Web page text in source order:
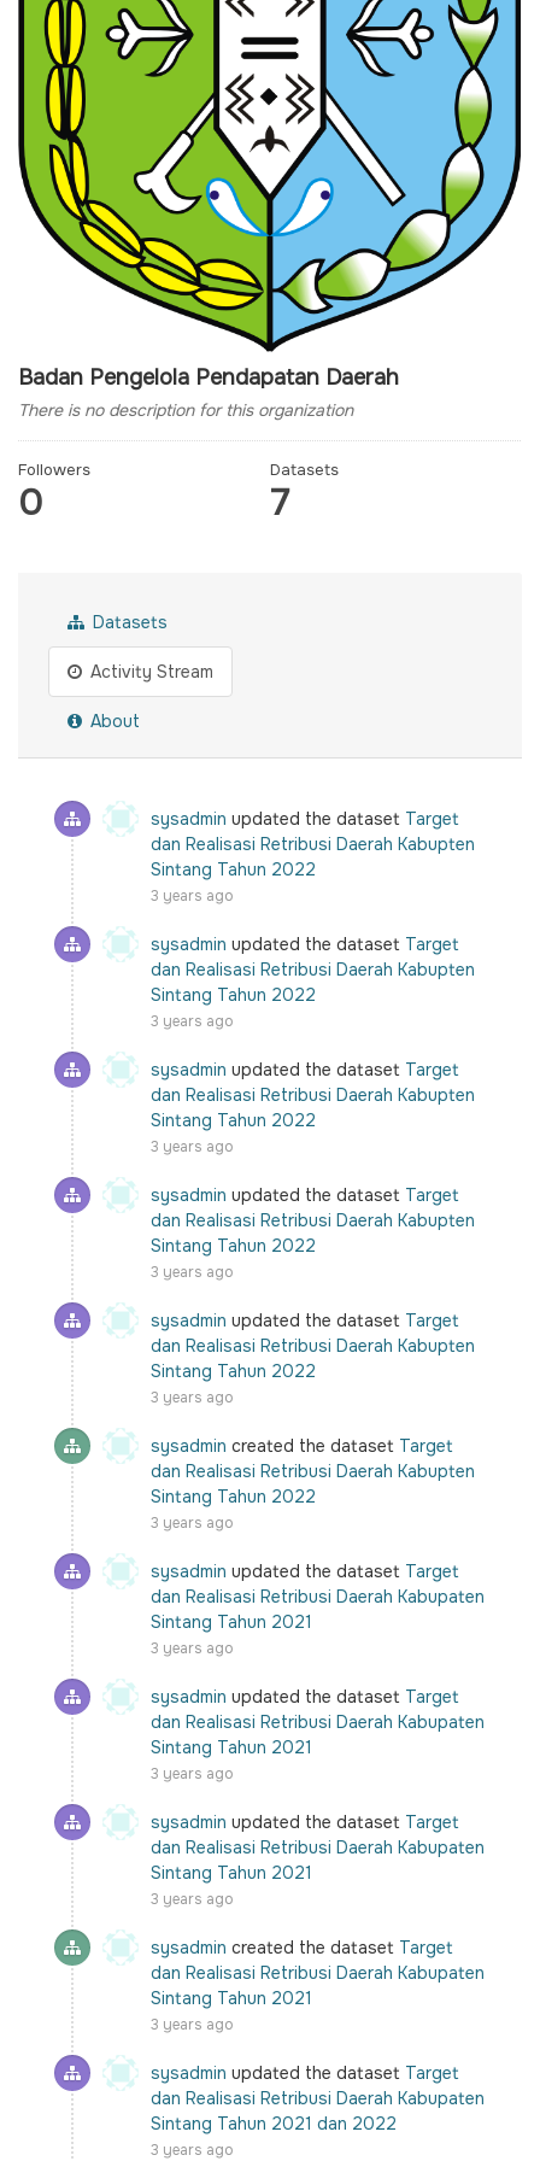
Badan Pengelola Pendapatan Daerah
There is no description for this organization
Followers
0
Datasets
7
Datasets
Activity Stream
About
sysadmin updated the dataset Target
dan Realisasi Retribusi Daerah Kabupten
Sintang Tahun 2022
3 years ago
sysadmin updated the dataset Target
dan Realisasi Retribusi Daerah Kabupten
Sintang Tahun 2022
3 years ago
sysadmin updated the dataset Target
dan Realisasi Retribusi Daerah Kabupten
Sintang Tahun 2022
3 years ago
sysadmin updated the dataset Target
dan Realisasi Retribusi Daerah Kabupten
Sintang Tahun 2022
3 years ago
sysadmin updated the dataset Target
dan Realisasi Retribusi Daerah Kabupten
Sintang Tahun 2022
3 years ago
sysadmin created the dataset Target
dan Realisasi Retribusi Daerah Kabupten
Sintang Tahun 2022
3 years ago
sysadmin updated the dataset Target
dan Realisasi Retribusi Daerah Kabupaten
Sintang Tahun 2021
3 years ago
sysadmin updated the dataset Target
dan Realisasi Retribusi Daerah Kabupaten
Sintang Tahun 2021
3 years ago
sysadmin updated the dataset Target
dan Realisasi Retribusi Daerah Kabupaten
Sintang Tahun 2021
3 years ago
sysadmin created the dataset Target
dan Realisasi Retribusi Daerah Kabupaten
Sintang Tahun 2021
3 years ago
sysadmin updated the dataset Target
dan Realisasi Retribusi Daerah Kabupaten
Sintang Tahun 2021 dan 2022
3 years ago